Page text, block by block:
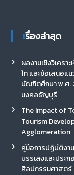
เรื่องล่าสุด
ผลงานเชิงวิเคร
โท และข้อเสนอแ
บัณฑิตศึกษา พ.ศ.
มงคลธัญบุรี
The Impact of
Tourism
Agglomeration
คู่มือการปฏิบัติงา
บรรเลงและประ
ศิลปกรรมศาสตร์